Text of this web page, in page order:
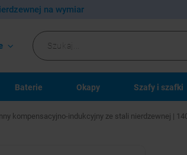
na wymiar
Baterie Okapy Szafy i szafki
kompensacyjno-indukcyjny ze stali nierdzewnej |